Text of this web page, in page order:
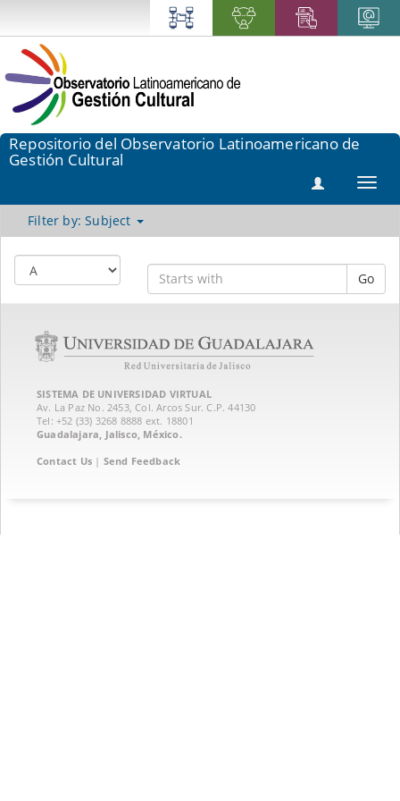
Repositorio del Observatorio Latinoamericano de
Gestión Cultural
Filter by: Subject
Go
SISTEMA DE UNIVERSIDAD VIRTUAL
Av. La Paz No. 2453, Col. Arcos Sur. C.P. 44130
Tel: +52 (33) 3268 8888‏ ext. 18801
Guadalajara, Jalisco, México.
Contact Us | Send Feedback